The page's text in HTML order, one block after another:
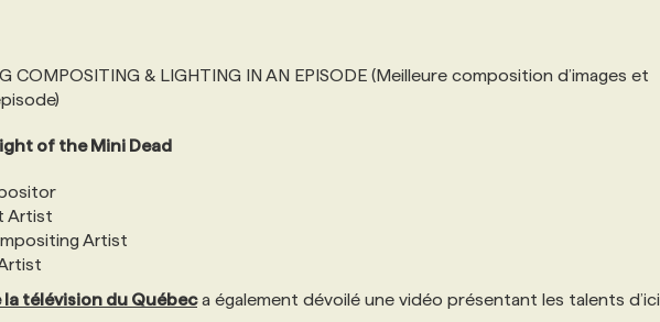
COMPOSITING & LIGHTING IN AN EPISODE (Meilleure composition d’images et
of the Mini Dead
Artist
Artist
télévision du Québeca également dévoilé une vidéo présentant les talents d’ici